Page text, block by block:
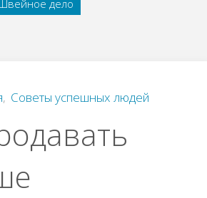
дело
, Советы успешных людей